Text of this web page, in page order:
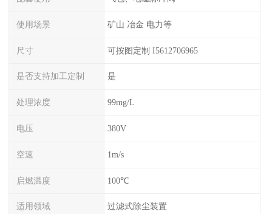
使用场景 矿山 冶金 电力等
尺寸 可按图定制 I5612706965
是否支持加工定制 是
处理浓度 99mg/L
电压 380V
空速 1m/s
启燃温度 100℃
适用领域 过滤式除尘装置